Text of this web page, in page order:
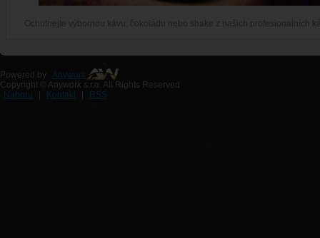
Ochutnejte výbornou kávu, čokoládu nebo shake z našich profesionálních
Powered by Anywork
Copyright © Anywork s.r.o. All Rights Reserved
Nahoru
Kontakt RSS